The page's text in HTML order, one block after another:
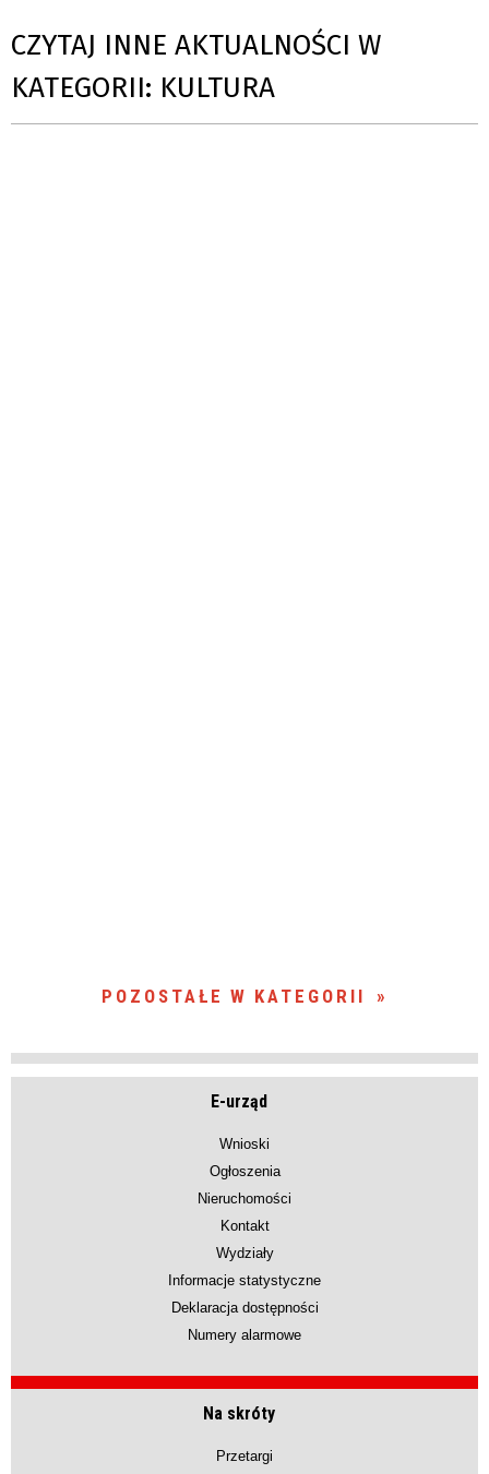
CZYTAJ INNE AKTUALNOŚCI W
KATEGORII: KULTURA
POZOSTAŁE W KATEGORII
E-urząd
Wnioski
Ogłoszenia
Nieruchomości
Kontakt
Wydziały
Informacje statystyczne
Deklaracja dostępności
Numery alarmowe
Na skróty
Przetargi